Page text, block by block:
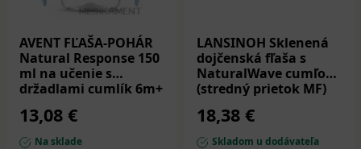
AVENT FĽAŠA-POHÁR
Natural Response 150
ml na učenie s
držadlami cumlík 6m+
13,08 €
Na sklade
LANSINOH Sklenená
dojčenská fľaša s
NaturalWave cumľom
(stredný prietok MF)
18,38 €
Skladom u dodávateľa